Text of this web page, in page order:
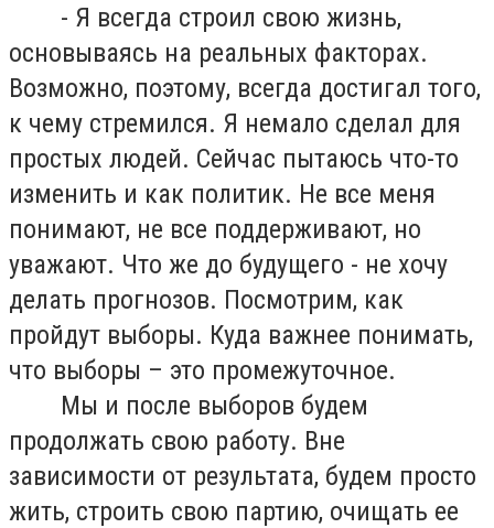
- Я всегда строил свою жизнь,
основываясь на реальных факторах.
Возможно, поэтому, всегда достигал того,
к чему стремился. Я немало сделал для
простых людей. Сейчас пытаюсь что-то
изменить и как политик. Не все меня
понимают, не все поддерживают, но
уважают. Что же до будущего - не хочу
делать прогнозов. Посмотрим, как
пройдут выборы. Куда важнее понимать,
что выборы – это промежуточное.
Мы и после выборов будем
продолжать свою работу. Вне
зависимости от результата, будем просто
жить, строить свою партию, очищать ее